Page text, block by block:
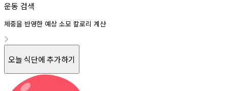
운동 검색
체중을 반영한 예상 소모 칼로리 계산
오늘 식단에 추가하기